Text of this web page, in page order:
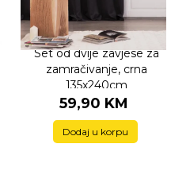
Set od dvije zavjese za
zamračivanje, crna
135x240cm
59,90 KM
Dodaj u korpu